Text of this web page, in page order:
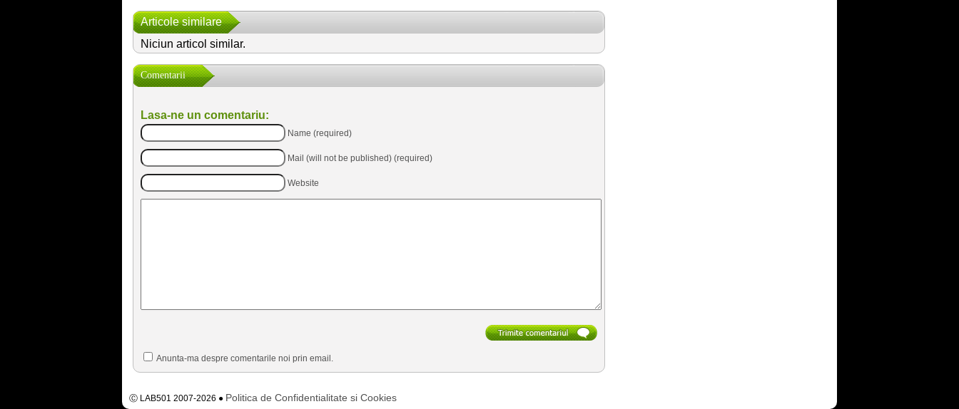
Articole similare
Niciun articol similar.
Comentarii
Lasa-ne un comentariu:
Name (required)
Mail (will not be published) (required)
Website
Anunta-ma despre comentarile noi prin email.
Ⓒ LAB501 2007-2026 ● Politica de Confidentialitate si Cookies